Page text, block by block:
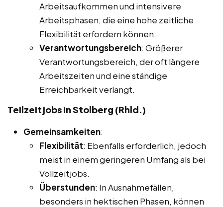
Arbeitsaufkommen und intensivere
Arbeitsphasen, die eine hohe zeitliche
Flexibilität erfordern können.
Verantwortungsbereich: Größerer
Verantwortungsbereich, der oft längere
Arbeitszeiten und eine ständige
Erreichbarkeit verlangt.
Teilzeitjobs in Stolberg (Rhld.)
Gemeinsamkeiten:
Flexibilität: Ebenfalls erforderlich, jedoch
meist in einem geringeren Umfang als bei
Vollzeitjobs.
Überstunden: In Ausnahmefällen,
besonders in hektischen Phasen, können